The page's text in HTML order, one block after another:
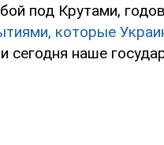
под Крутами,
которые
сегодня наше